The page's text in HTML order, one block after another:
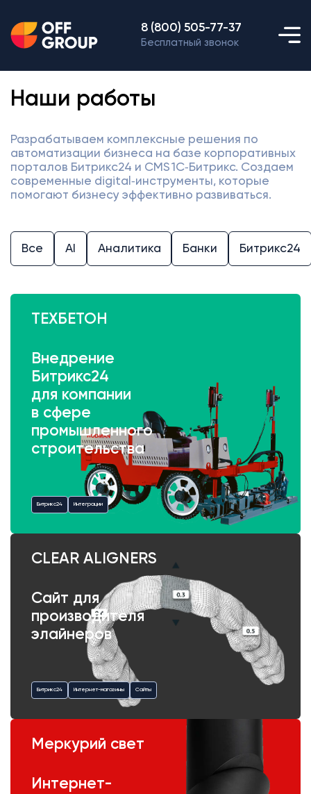
8 (800) 505-77-37
Бесплатный звонок
Наши работы
Разрабатываем комплексные решения по
автоматизации бизнеса на базе корпоративных
порталов Битрикс24 и CMS 1С‑Битрикс. Создаем
современные digital‑инструменты, которые
помогают бизнесу эффективно развиваться.
Все AI Аналитика Банки Битрикс24
ТЕХБЕТОН
Внедрение
Битрикс24
для компании
в сфере
промышленного
строительства
Битрикс24 Интеграции
CLEAR ALIGNERS
Сайт для
производителя
элайнеров
Битрикс24 Интернет-магазины Сайты
Меркурий свет
Интернет-